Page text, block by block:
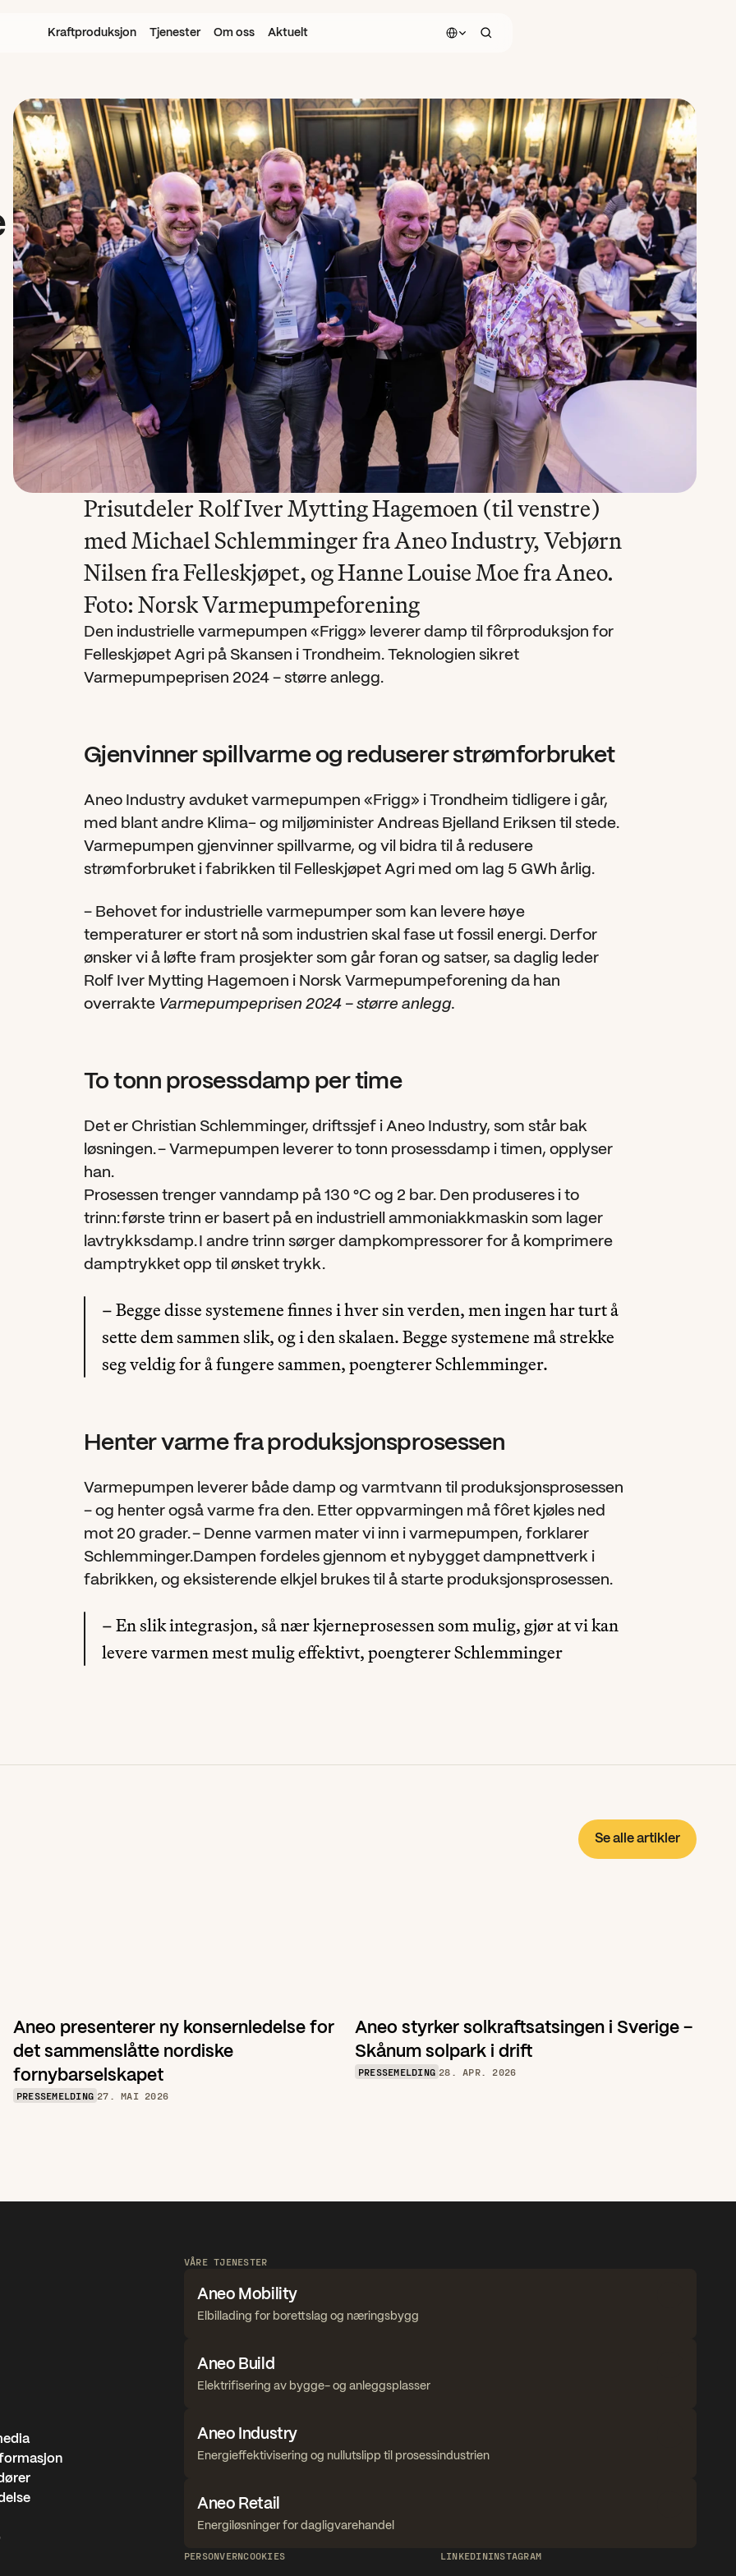
Kraftproduksjon Tjenester Om oss Aktuelt
Select Language
Prisutdeler Rolf Iver Mytting Hagemoen (til venstre)
med Michael Schlemminger fra Aneo Industry, Vebjørn
Nilsen fra Felleskjøpet, og Hanne Louise Moe fra Aneo.
Foto: Norsk Varmepumpeforening
Den industrielle varmepumpen «Frigg» leverer damp til fôrproduksjon for
Felleskjøpet Agri på Skansen i Trondheim. Teknologien sikret
Varmepumpeprisen 2024 – større anlegg.
Gjenvinner spillvarme og reduserer strømforbruket
Aneo Industry avduket varmepumpen «Frigg» i Trondheim tidligere i går,
med blant andre Klima- og miljøminister Andreas Bjelland Eriksen til stede.
Varmepumpen gjenvinner spillvarme, og vil bidra til å redusere
strømforbruket i fabrikken til Felleskjøpet Agri med om lag 5 GWh årlig.
– Behovet for industrielle varmepumper som kan levere høye
temperaturer er stort nå som industrien skal fase ut fossil energi. Derfor
ønsker vi å løfte fram prosjekter som går foran og satser, sa daglig leder
Rolf Iver Mytting Hagemoen i Norsk Varmepumpeforening da han
overrakte Varmepumpeprisen 2024 – større anlegg.
To tonn prosessdamp per time
Det er Christian Schlemminger, driftssjef i Aneo Industry, som står bak
løsningen. – Varmepumpen leverer to tonn prosessdamp i timen, opplyser
han.
Prosessen trenger vanndamp på 130 °C og 2 bar. Den produseres i to
trinn: første trinn er basert på en industriell ammoniakkmaskin som lager
lavtrykksdamp. I andre trinn sørger dampkompressorer for å komprimere
damptrykket opp til ønsket trykk.
– Begge disse systemene finnes i hver sin verden, men ingen har turt å
sette dem sammen slik, og i den skalaen. Begge systemene må strekke
seg veldig for å fungere sammen, poengterer Schlemminger.
Henter varme fra produksjonsprosessen
Varmepumpen leverer både damp og varmtvann til produksjonsprosessen
– og henter også varme fra den. Etter oppvarmingen må fôret kjøles ned
mot 20 grader. – Denne varmen mater vi inn i varmepumpen, forklarer
Schlemminger.Dampen fordeles gjennom et nybygget dampnettverk i
fabrikken, og eksisterende elkjel brukes til å starte produksjonsprosessen.
– En slik integrasjon, så nær kjerneprosessen som mulig, gjør at vi kan
levere varmen mest mulig effektivt, poengterer Schlemminger
Se alle artikler
Aneo presenterer ny konsernledelse for
det sammenslåtte nordiske
fornybarselskapet
PRESSEMELDING 27. MAI 2026
Aneo styrker solkraftsatsingen i Sverige –
Skånum solpark i drift
PRESSEMELDING 28. APR. 2026
VÅRE TJENESTER
Aneo Mobility
Elbillading for borettslag og næringsbygg
Aneo Build
Elektrifisering av bygge- og anleggsplasser
Aneo Industry
Energieffektivisering og nullutslipp til prosessindustrien
Aneo Retail
Energiløsninger for dagligvarehandel
PERSONVERNCOOKIES LINKEDININSTAGRAM